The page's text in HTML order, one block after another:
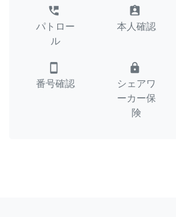
perm_phone_msg
パトロー
ル
assignment_ind
本人確認
smartphone
番号確認
lock
シェアワ
ーカー保
険